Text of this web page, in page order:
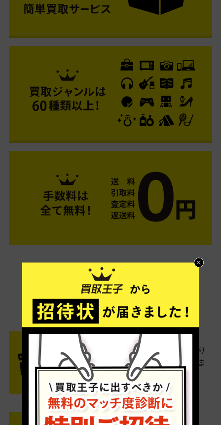
ご利用は簡単3ステップ
- FLOW -
STEP1 お申込み・梱包
ネットでお申込みしたら、箱に売り
たい商品をいろいろ詰めて梱包しま
す。
STEP2 発送